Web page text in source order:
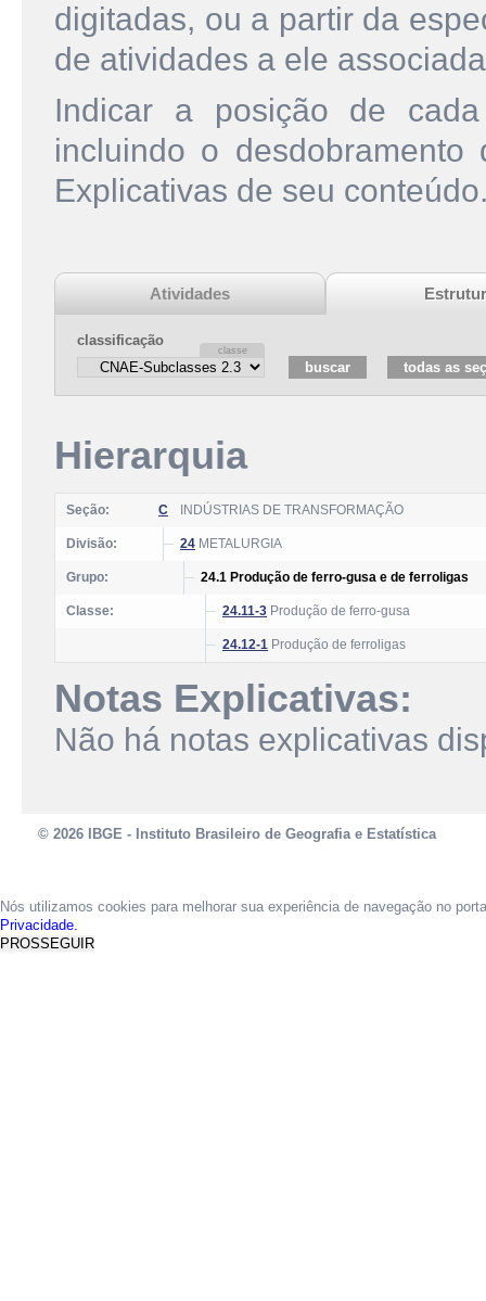
digitadas, ou a partir da
de atividades a ele
Indicar a posição de
incluindo o
Explicativas de seu
Atividades
classificação
Hierarquia
Seção: C INDÚSTRIAS DE TRANSFORMAÇÃO
Divisão: 24 METALURGIA
Grupo: 24.1 Produção de ferro-gusa e de ferroligas
Classe: 24.11-3 Produção de ferro-gusa
24.12-1 Produção de ferroligas
Notas Explicativas:
Não há notas explicativas
© 2026 IBGE - Instituto Brasileiro de Geografia e Estatística
Nós utilizamos cookies para melhorar sua experiência de navegação no
Privacidade.
PROSSEGUIR